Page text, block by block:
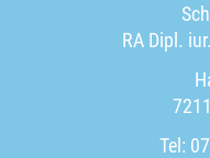
RA Dipl.
Tel: